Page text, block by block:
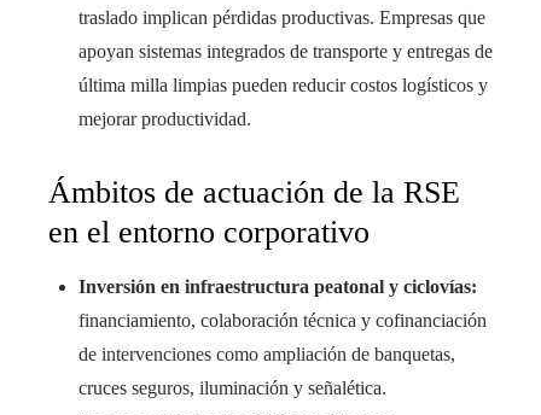
traslado implican pérdidas productivas. Empresas que
apoyan sistemas integrados de transporte y entregas de
última milla limpias pueden reducir costos logísticos y
mejorar productividad.
Ámbitos de actuación de la RSE
en el entorno corporativo
Inversión en infraestructura peatonal y ciclovías:
financiamiento, colaboración técnica y cofinanciación
de intervenciones como ampliación de banquetas,
cruces seguros, iluminación y señalética.